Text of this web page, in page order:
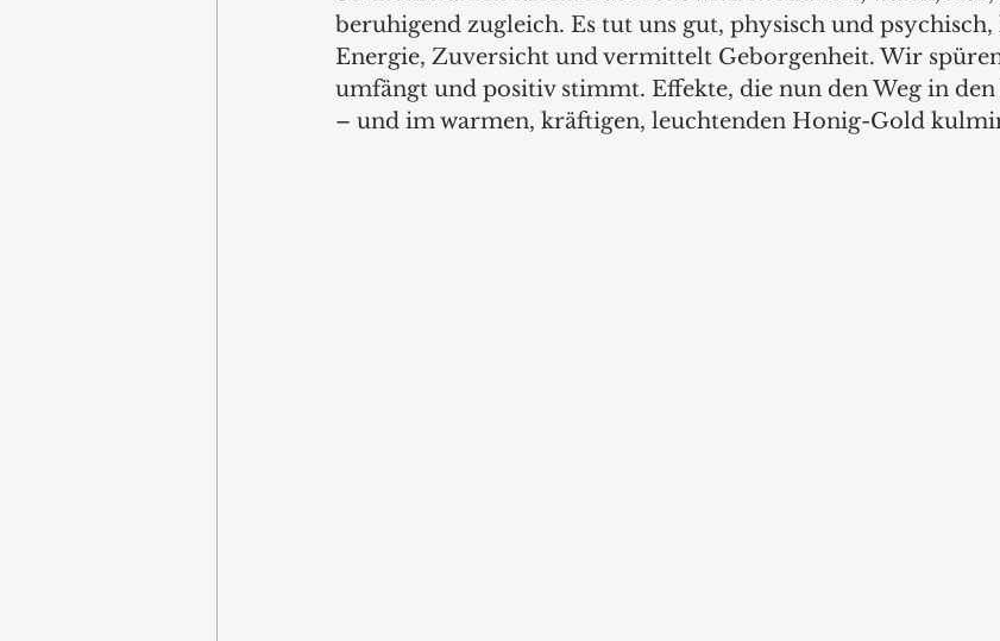
beruhigend zugleich. Es tut uns gut, physisch und
Energie, Zuversicht und vermittelt Geborgenheit. Wir
umfängt und positiv stimmt. Effekte, die nun den Weg in
– und im warmen, kräftigen, leuchtenden Honig-Gold